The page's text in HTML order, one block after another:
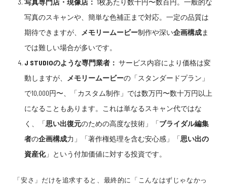
写真専門店・現像店： 1枚あたり数十円〜数百円。一般的な
写真のスキャンや、簡単な色補正まで対応。一定の品質は
期待できますが、
メモリームービー制作や深い企画構成ま
では難しい場合が多いです。
J STUDIOのような専門業者： サービス内容により価格は変
動しますが、
メモリームービーの「スタンダードプラン」
で10,000円〜、「カスタム制作」では数万円〜数十万円以上
になることもあります。これは単なるスキャン代ではな
く、「思い出復元のための高度な技術」「ブライダル編集
者の企画構成力」「著作権処理を含む安心感」「思い出の
資産化」という付加価値に対する投資です。
「安さ」だけを追求すると、最終的に「こんなはずじゃなかっ